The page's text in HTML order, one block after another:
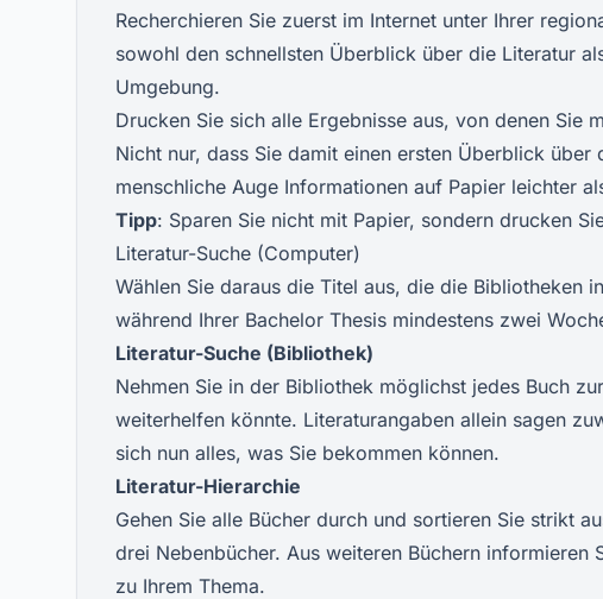
Recherchieren Sie zuerst im Internet unter Ihrer
sowohl den schnellsten Überblick über die Literatur
Umgebung.
Drucken Sie sich alle Ergebnisse aus, von denen Sie
Nicht nur, dass Sie damit einen ersten Überblick
menschliche Auge Informationen auf Papier leichter
Tipp: Sparen Sie nicht mit Papier, sondern drucken
Literatur-Suche (Computer)
Wählen Sie daraus die Titel aus, die die Bibliotheken
während Ihrer Bachelor Thesis mindestens zwei
Literatur-Suche (Bibliothek)
Nehmen Sie in der Bibliothek möglichst jedes Buch
weiterhelfen könnte. Literaturangaben allein sagen
sich nun alles, was Sie bekommen können.
Literatur-Hierarchie
Gehen Sie alle Bücher durch und sortieren Sie strikt
drei Nebenbücher. Aus weiteren Büchern
zu Ihrem Thema.